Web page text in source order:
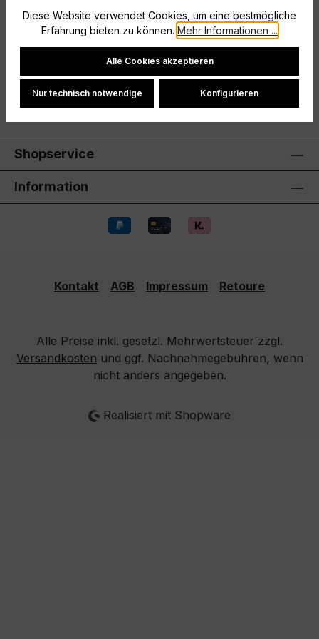
Größe: 164
Hersteller
Bewertungen
Shopservice
Information
Kontakt AGB Impressum Retoure
Alle Preise inkl. gesetzl. Mehrwertsteuer zzgl.
Versandkosten und ggf. Nachnahmegebühren, wenn
nicht anders angegeben.
Realisiert mit Shopware
Diese Website verwendet Cookies, um eine bestmögliche
Erfahrung bieten zu können. Mehr Informationen ...
Cookie-Einstellungen
Alle Cookies akzeptieren
Nur technisch notwendige Konfigurieren